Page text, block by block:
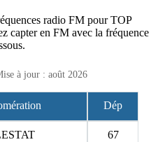
radio FM pour TOP
capter en FM avec la fréquence
à jour : août 2026
Dép
67